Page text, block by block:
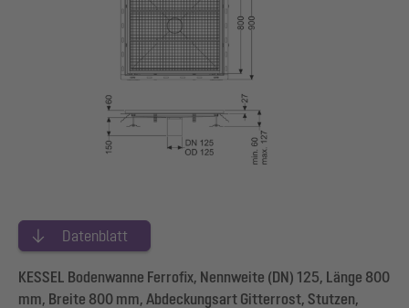
Datenblatt
KESSEL Bodenwanne Ferrofix, Nennweite (DN) 125, Länge 800
mm, Breite 800 mm, Abdeckungsart Gitterrost, Stutzen,